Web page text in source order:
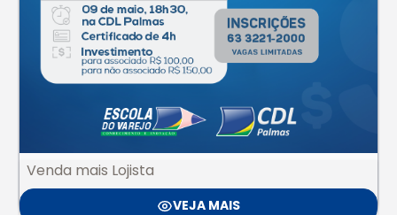
Venda mais Lojista
VEJA MAIS